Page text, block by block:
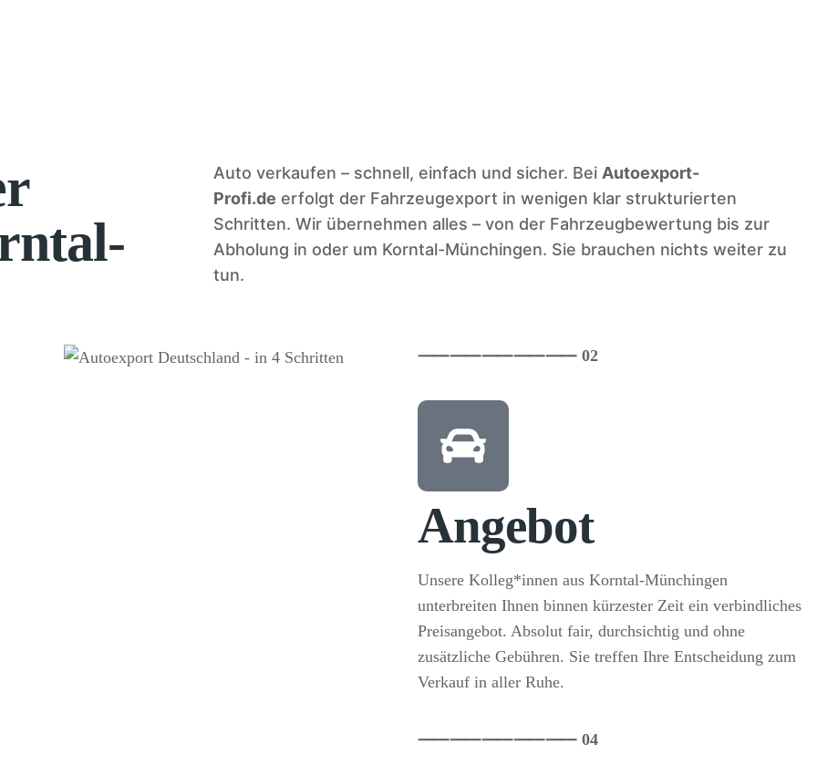
Auto verkaufen – schnell, einfach und sicher. Bei Autoexport-
Profi.de erfolgt der Fahrzeugexport in wenigen klar strukturierten
Schritten. Wir übernehmen alles – von der Fahrzeugbewertung bis zur
Abholung in oder um Korntal-Münchingen. Sie brauchen nichts weiter zu
tun.
⸺⸺⸺⸺⸺ 02
Angebot
Unsere Kolleg*innen aus Korntal-Münchingen
unterbreiten Ihnen binnen kürzester Zeit ein verbindliches
Preisangebot. Absolut fair, durchsichtig und ohne
zusätzliche Gebühren. Sie treffen Ihre Entscheidung zum
Verkauf in aller Ruhe.
⸺⸺⸺⸺⸺ 04